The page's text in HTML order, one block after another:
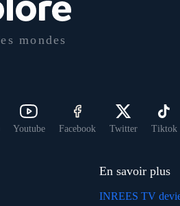
mondes
Youtube Facebook Twitter Tiktok
En savoir plus
INREES TV